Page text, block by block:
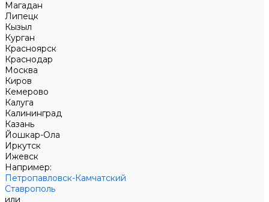
Магадан
Липецк
Кызыл
Курган
Красноярск
Краснодар
Москва
Киров
Кемерово
Калуга
Калининград
Казань
Йошкар-Ола
Иркутск
Ижевск
Например:
Петропавловск-Камчатский
Ставрополь
или